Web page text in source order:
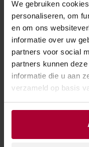
We gebruiken
personaliseren, om
en om ons
informatie over uw
partners voor social
partners kunnen
informatie die u aan
verzameld op basis
Andere